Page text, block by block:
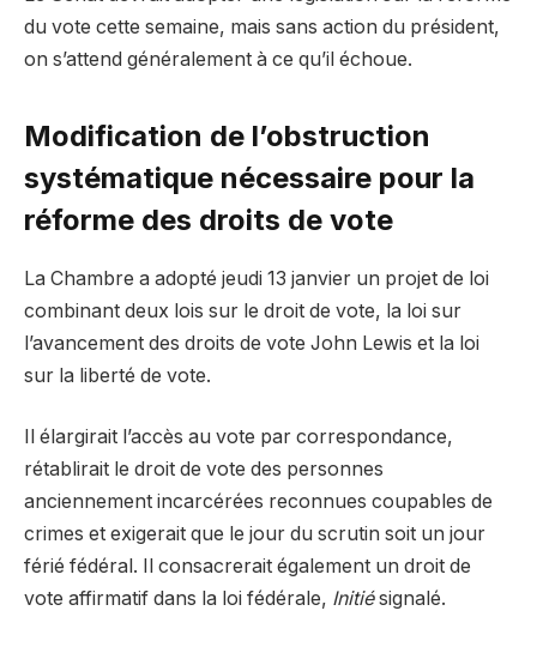
du vote cette semaine, mais sans action du président,
on s’attend généralement à ce qu’il échoue.
Modification de l’obstruction
systématique nécessaire pour la
réforme des droits de vote
La Chambre a adopté jeudi 13 janvier un projet de loi
combinant deux lois sur le droit de vote, la loi sur
l’avancement des droits de vote John Lewis et la loi
sur la liberté de vote.
Il élargirait l’accès au vote par correspondance,
rétablirait le droit de vote des personnes
anciennement incarcérées reconnues coupables de
crimes et exigerait que le jour du scrutin soit un jour
férié fédéral. Il consacrerait également un droit de
vote affirmatif dans la loi fédérale, Initiésignalé.